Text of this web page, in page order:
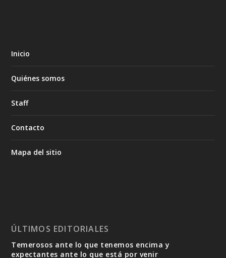
Inicio
Quiénes somos
Staff
Contacto
Mapa del sitio
ÚLTIMOS EDITORIALES
Temerosos ante lo que tenemos encima y
expectantes ante lo que está por venir